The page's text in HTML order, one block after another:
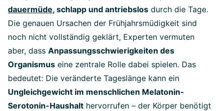
dauermüde, schlapp und antriebslos durch die Tage.
Die genauen Ursachen der Frühjahrsmüdigkeit sind
noch nicht vollständig geklärt, Experten vermuten
aber, dass Anpassungsschwierigkeiten des
Organismus eine zentrale Rolle dabei spielen. Das
bedeutet: Die veränderte Tageslänge kann ein
Ungleichgewicht im menschlichen Melatonin-
Serotonin-Haushalt hervorrufen – der Körper benötigt